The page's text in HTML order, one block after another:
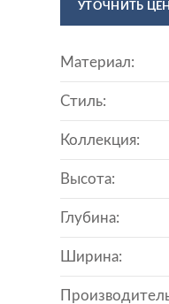
УТОЧНИТЬ
Материал:
Стиль:
Коллекция:
Высота:
Глубина:
Ширина: